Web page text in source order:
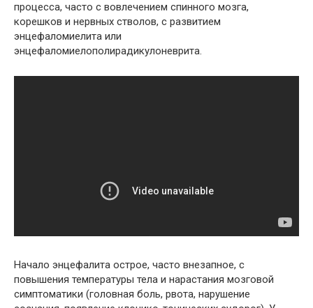
процесса, часто с вовлечением спинного мозга,
корешков и нервных стволов, с развитием
энцефаломиелита или
энцефаломиелополирадикулоневрита.
Начало энцефалита острое, часто внезапное, с
повышения температуры тела и нарастания мозговой
симптоматики (головная боль, рвота, нарушение